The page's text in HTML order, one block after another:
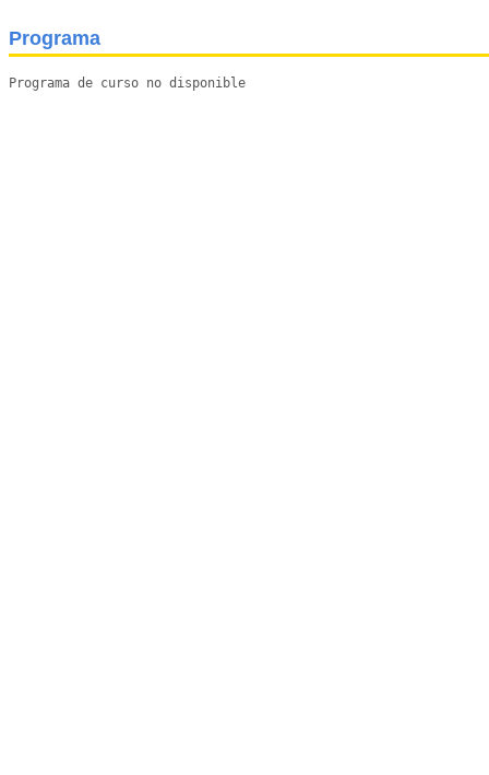
Programa
Programa de curso no disponible